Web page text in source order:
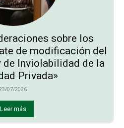
sobre los
de modificación del
de Inviolabilidad de la
Privada»
07/2026
Leer más